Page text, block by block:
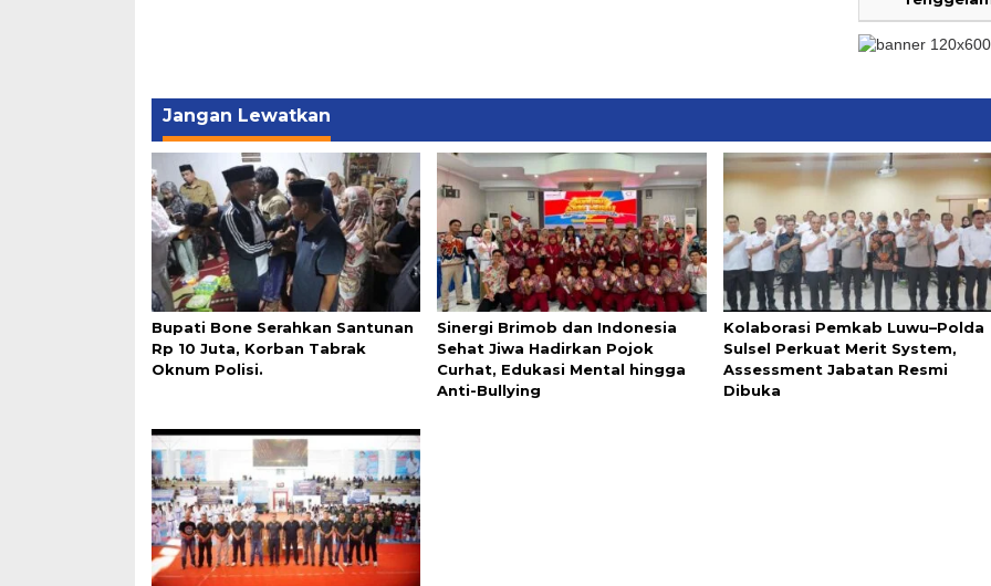
Jangan Lewatkan
Bupati Bone Serahkan Santunan
Rp 10 Juta, Korban Tabrak
Oknum Polisi.
Sinergi Brimob dan Indonesia
Sehat Jiwa Hadirkan Pojok
Curhat, Edukasi Mental hingga
Anti-Bullying
Kolaborasi Pemkab Luwu–Polda
Sulsel Perkuat Merit System,
Assessment Jabatan Resmi
Dibuka